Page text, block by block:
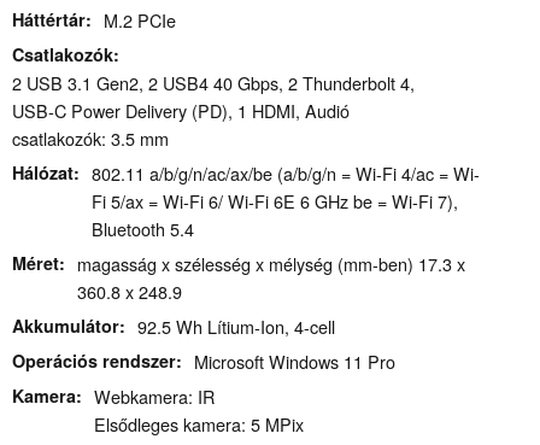
Háttértár M.2 PCIe
Csatlakozók
2 USB 3.1 Gen2, 2 USB4 40 Gbps, 2 Thunderbolt 4,
USB-C Power Delivery (PD), 1 HDMI, Audió
csatlakozók: 3.5 mm
Hálózat
802.11 a/​b/​g/​n/​ac/​ax/​be (a/b/g/n = Wi-Fi 4/ac = Wi-
Fi 5/ax = Wi-Fi 6/ Wi-Fi 6E 6 GHz be = Wi-Fi 7),
Bluetooth 5.4
Méret
magasság x szélesség x mélység (mm-ben) 17.3 x
360.8 x 248.9
Akkumulátor 92.5 Wh Lítium-Ion, 4-cell
Operációs rendszer Microsoft Windows 11 Pro
Kamera
Webkamera: IR
Elsődleges kamera: 5 MPix